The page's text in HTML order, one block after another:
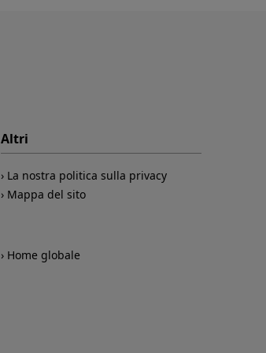
Altri
La nostra politica sulla privacy
Mappa del sito
Home globale